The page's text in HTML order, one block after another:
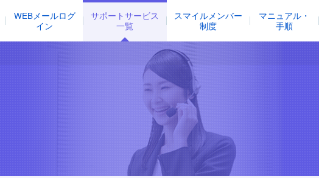
WEBメールログ
イン
サポートサービス
一覧
スマイルメンバー
制度
マニュアル・
手順